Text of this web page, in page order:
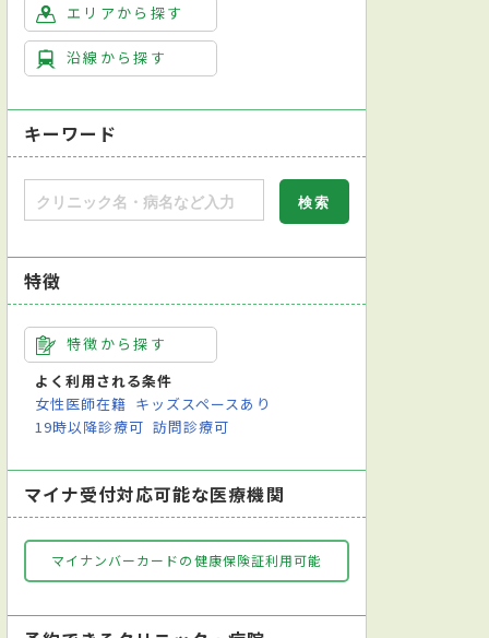
エリアから探す
沿線から探す
キーワード
特徴
特徴から探す
よく利用される条件
女性医師在籍 キッズスペースあり
19時以降診療可 訪問診療可
マイナ受付対応可能な医療機関
マイナンバーカードの健康保険証利用可能